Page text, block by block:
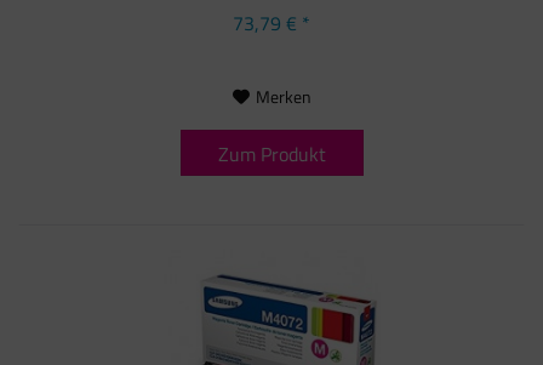
73,79 € *
Merken
Zum Produkt